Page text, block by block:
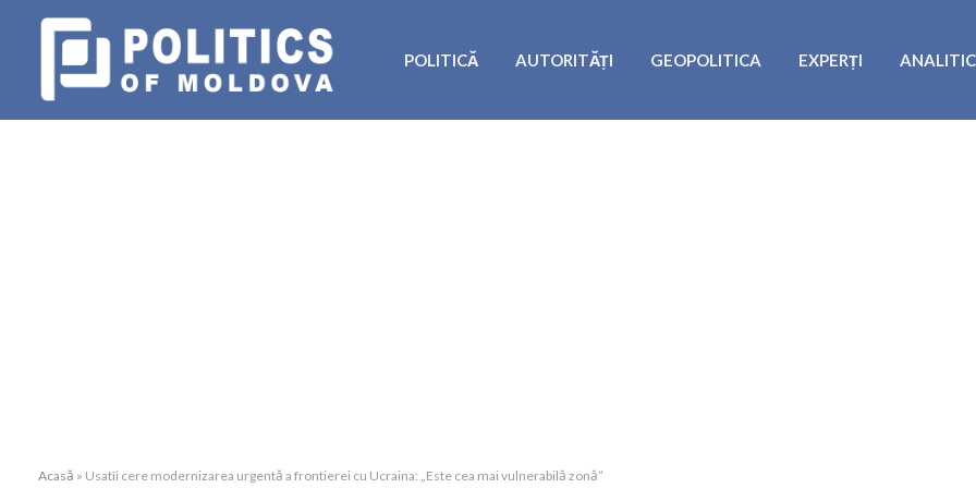
POLITICĂ AUTORITĂȚI GEOPOLITICA EXPERȚI
Acasă » Usatîi cere modernizarea urgentă a frontierei cu Ucraina: „Este cea mai vulnerabilă zonă”